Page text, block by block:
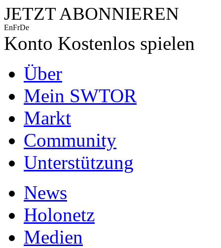
JETZT ABONNIEREN
EnFrDe
Konto Kostenlos spielen
Über
Mein SWTOR
Markt
Community
Unterstützung
News
Holonetz
Medien